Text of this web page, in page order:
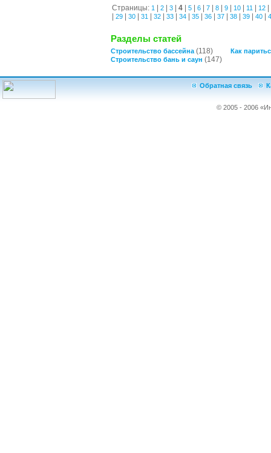
Страницы: 1 2 3 4 5 6 7 8 9 10 11 12
29 30 31 32 33 34 35 36 37 38 39 40
Разделы статей
Строительство бассейна(118)
Как
Строительство бань и саун (147)
Обратная связь
© 2005 - 2006